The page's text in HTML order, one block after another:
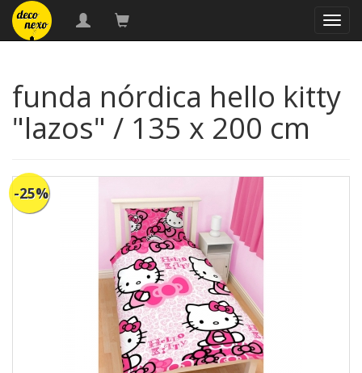
funda nórdica hello kitty
"lazos" / 135 x 200 cm
-25%